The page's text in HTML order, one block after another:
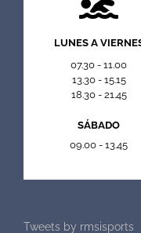
LUNES A
07.30 - 11.00
13.30 - 15.15
18.30 - 21.45
SÁBADO
09.00 - 13.45
Tweets by rmsisports